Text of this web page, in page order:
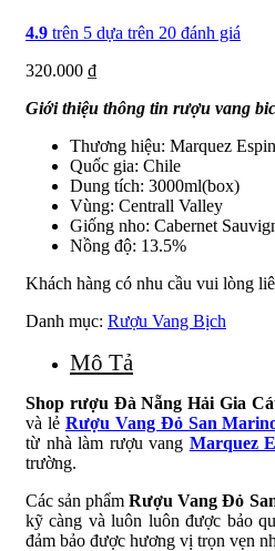
4.9 trên 5 dựa trên 20 đánh giá
320.000 ₫
Giới thiệu thông tin rượu vang
Thương hiệu: Marquez
Quốc gia: Chile
Dung tích: 3000ml(box)
Vùng: Centrall Valley
Giống nho: Cabernet
Nồng độ: 13.5%
Khách hàng có nhu cầu vui lòng
Danh mục: Rượu Vang Bịch
Mô Tả
Shop rượu Đà Nẵng Hải Gia
và lẻ Rượu Vang Đỏ San
từ nhà làm rượu vang Marquez
trường.
Các sản phẩmRượu Vang Đỏ
kỹ càng và luôn luôn được bảo
đảm bảo được hương vị trọn vẹn